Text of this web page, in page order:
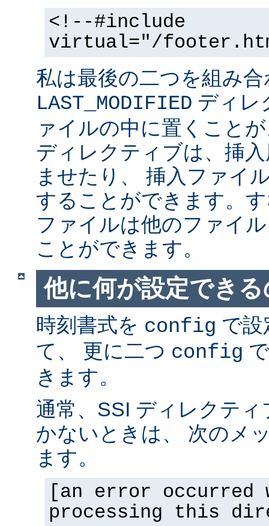
<!--#include
virtual="/
私は最後の二つを組み
LAST_MODIFIED ディレ
ァイルの中に置くこと
ディレクティブは、挿
ませたり、 挿入ファイ
することができます。
ファイルは他のファイ
ことができます。
他に何が設定でき
時刻書式を config で設
て、 更に二つ config
きます。
通常、SSI ディレクテ
かないときは、 次のメ
ます。
[an error occurred
processing this